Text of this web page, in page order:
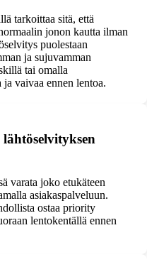
tarkoittaa sitä, että
jonon kautta ilman
puolestaan
ja sujuvamman
tai omalla
ja vaivaa ennen lentoa.
varata joko etukäteen
asiakaspalveluun.
ostaa priority
lentokentällä ennen